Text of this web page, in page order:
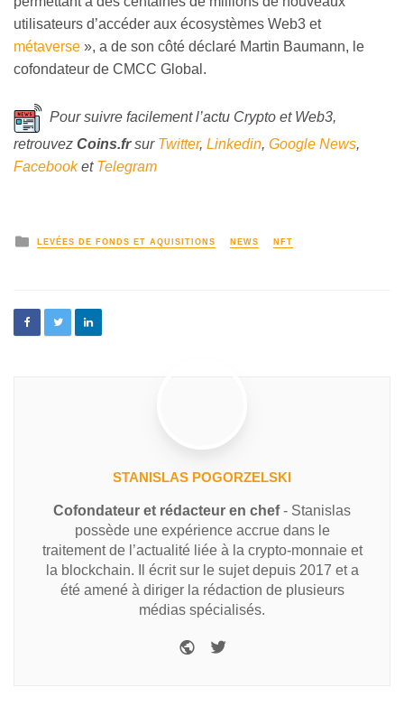
utilisateurs d’accéder aux écosystèmes Web3 et
métaverse », a de son côté déclaré Martin Baumann, le
cofondateur de CMCC Global.
Pour suivre facilement l’actu Crypto et Web3,
retrouvez Coins.frsur Twitter, Linkedin, Google News,
Facebooket Telegram
LEVÉES DE FONDS ET AQUISITIONS NEWS NFT
STANISLAS POGORZELSKI
Cofondateur et rédacteur en chef- Stanislas
possède une expérience accrue dans le
traitement de l’actualité liée à la crypto-monnaie et
la blockchain. Il écrit sur le sujet depuis 2017 et a
été amené à diriger la rédaction de plusieurs
médias spécialisés.